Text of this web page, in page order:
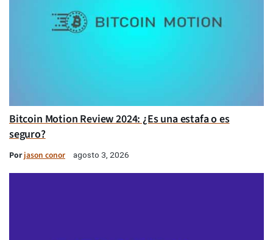
Bitcoin Motion Review 2024: ¿Es una estafa o es
seguro?
Porjason conor agosto 3, 2026